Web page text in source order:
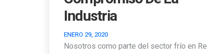
Industria
ENERO 29, 2020
Nosotros como parte del sector frío en Re